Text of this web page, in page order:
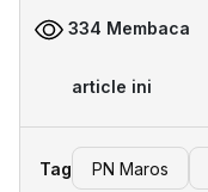
334 Membaca
article ini
Tag PN Maros